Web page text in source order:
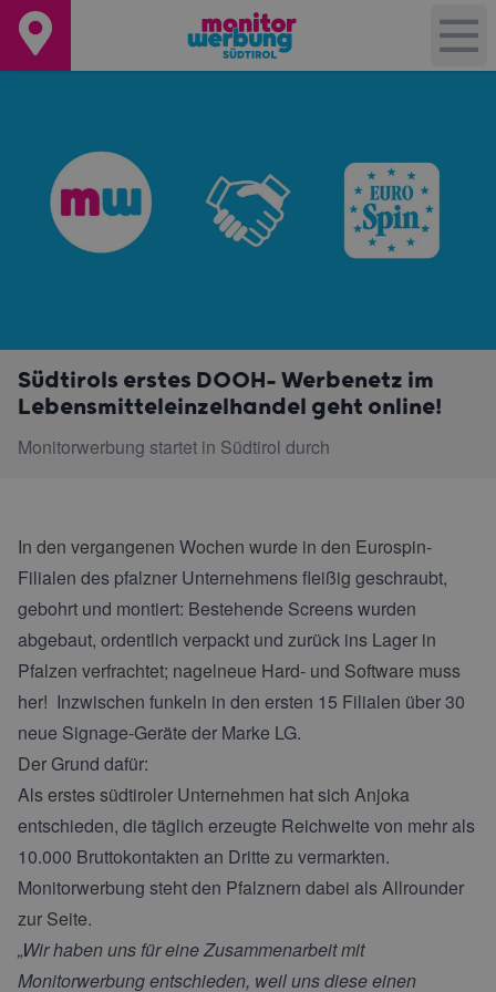
Südtirols erstes DOOH- Werbenetz im
Lebensmitteleinzelhandel geht online!
Monitorwerbung startet in Südtirol durch
In den vergangenen Wochen wurde in den Eurospin-
Filialen des pfalzner Unternehmens fleißig geschraubt,
gebohrt und montiert: Bestehende Screens wurden
abgebaut, ordentlich verpackt und zurück ins Lager in
Pfalzen verfrachtet; nagelneue Hard- und Software muss
her! Inzwischen funkeln in den ersten 15 Filialen über 30
neue Signage-Geräte der Marke LG.
Der Grund dafür:
Als erstes südtiroler Unternehmen hat sich Anjoka
entschieden, die täglich erzeugte Reichweite von mehr als
10.000 Bruttokontakten an Dritte zu vermarkten.
Monitorwerbung steht den Pfalznern dabei als Allrounder
zur Seite.
„Wir haben uns für eine Zusammenarbeit mit
Monitorwerbung entschieden, weil uns diese einen